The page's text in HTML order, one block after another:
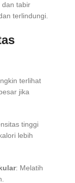
dan tabir
terlindungi.
terlihat
jika
tinggi
lebih
: Melatih